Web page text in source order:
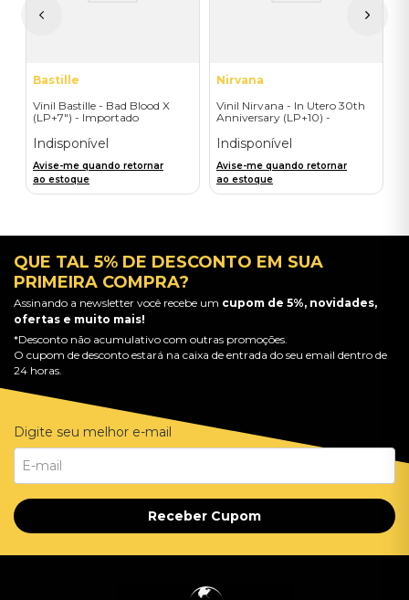
Bastille
Vinil Bastille - Bad Blood X
(LP+7") - Importado
Indisponível
Avise-me quando retornar
ao estoque
Nirvana
Vinil Nirvana - In Utero 30th
Anniversary (LP+10) -
Indisponível
Avise-me quando retornar
ao estoque
QUE TAL 5% DE DESCONTO EM SUA
PRIMEIRA COMPRA?
Assinando a newsletter você recebe um cupom de 5%, novidades,
ofertas e muito mais!
*Desconto não acumulativo com outras promoções.
O cupom de desconto estará na caixa de entrada do seu email dentro de
24 horas.
Digite seu melhor e-mail
Receber Cupom